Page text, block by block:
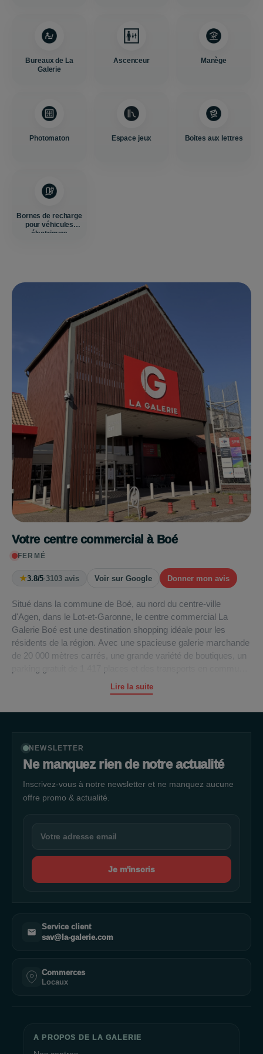
Bureaux de La
Galerie
Ascenceur Manège
Photomaton Espace jeux Boites aux lettres
Bornes de recharge
pour véhicules
électriques
Votre centre commercial à Boé
FERMÉ
★3.8/5·3103 avis Voir sur Google Donner mon avis
Situé dans la commune de Boé, au nord du centre-ville
d'Agen, dans le Lot-et-Garonne, le centre commercial La
Galerie Boé est une destination shopping idéale pour les
résidents de la région. Avec une spacieuse galerie marchande
de 20 000 mètres carrés, une grande variété de boutiques, un
proximité, La Galerie Boé offre une expérience de shopping
pratique et agréable pour toute la famille.
Que vous recherchiez des vêtements, des articles de mode,
des jeux vidéo, des articles pour la maison ou de la décoration,
La Galerie Boé a quelque chose à offrir à tous les goûts. Vous
y trouverez des enseignes de renom telles que Micromania,
Zeeman, Okaïdi, qui proposent une sélection diversifiée de
Gastronomie et Pause Gourmande
Après une séance de shopping, rien de tel qu'une pause
gourmande pour reprendre des forces. Les restaurants de La
préparations originales chez McDonald's, Le Joy's ou Les
Comptoirs d'Alice.
Lire la suite
NEWSLETTER
Ne manquez rien de notre actualité
Inscrivez-vous à notre newsletter et ne manquez aucune
offre promo & actualité.
Je m'inscris
Service client
sav@la-galerie.com
Commerces
Locaux
A PROPOS DE LA GALERIE